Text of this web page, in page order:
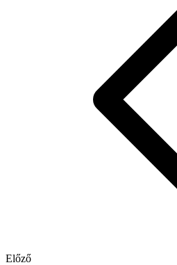
Előző